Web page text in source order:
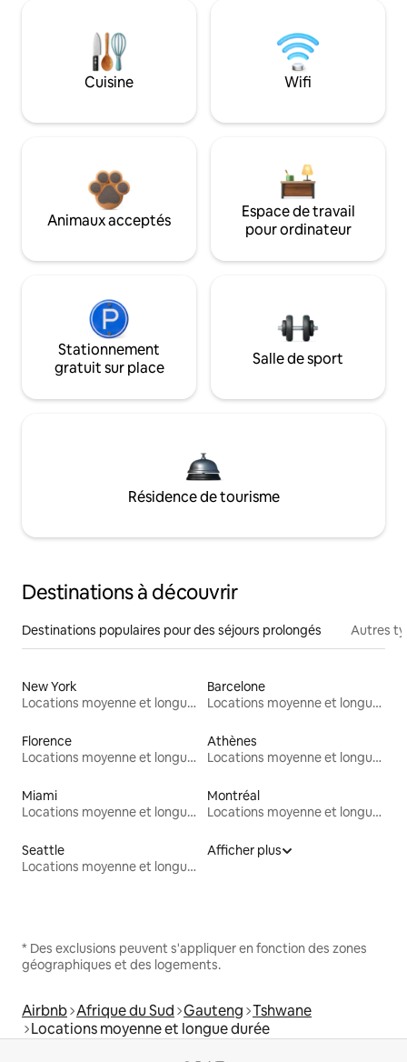
Cuisine Wifi
Animaux acceptés
Espace de travail
pour ordinateur
Stationnement
gratuit sur place
Salle de sport
Résidence de tourisme
Destinations à découvrir
Destinations populaires pour des séjours prolongés Autres
New York
Locations moyenne et longue durée
Barcelone
Locations moyenne et longue durée
Florence
Locations moyenne et longue durée
Athènes
Locations moyenne et longue durée
Miami
Locations moyenne et longue durée
Montréal
Locations moyenne et longue durée
Seattle
Locations moyenne et longue durée
Afficher plus
* Des exclusions peuvent s'appliquer en fonction des zones
géographiques et des logements.
Airbnb Afrique du Sud Gauteng Tshwane
Locations moyenne et longue durée